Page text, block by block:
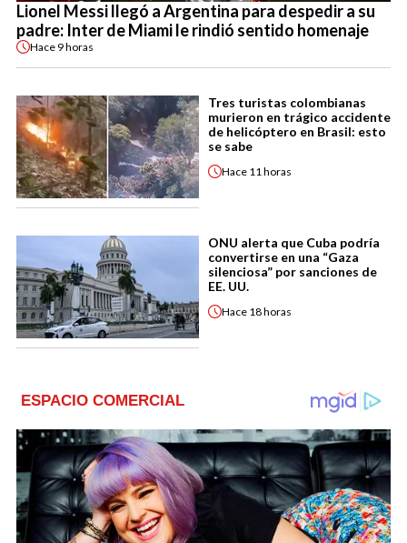
Lionel Messi llegó a Argentina para despedir a su
padre: Inter de Miami le rindió sentido homenaje
Hace 9 horas
Tres turistas colombianas
murieron en trágico accidente
de helicóptero en Brasil: esto
se sabe
Hace 11 horas
ONU alerta que Cuba podría
convertirse en una “Gaza
silenciosa” por sanciones de
EE. UU.
Hace 18 horas